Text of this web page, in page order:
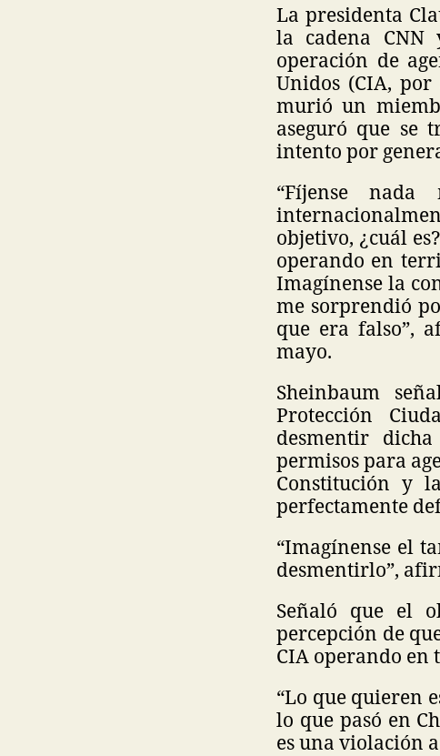
La presidenta
la cadena
operación de
Unidos (CIA,
murió un
aseguró que se
intento por
“Fíjense nada
objetivo, ¿cuál
operando en
Imagínense la
me sorprendió
que era falso”,
mayo.
Sheinbaum
Protección
desmentir
permisos para
Constitución y
perfectamente
“Imagínense el
desmentirlo”,
Señaló que el
percepción de
CIA operando
“Lo que quieren
lo que pasó en
es una violación